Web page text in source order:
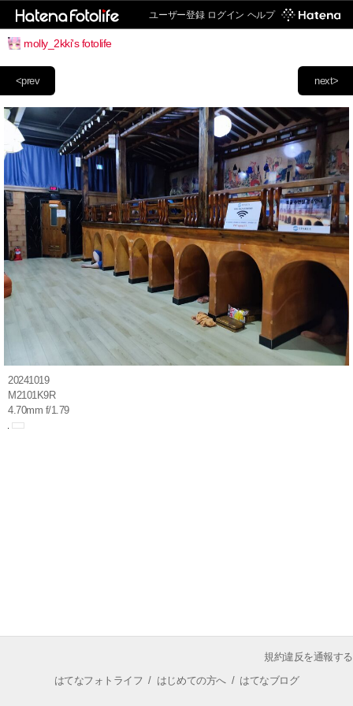
ユーザー登録 ログイン ヘルプ
molly_2kki's fotolife
next>
<prev
20241019
M2101K9R
4.70mm f/1.79
規約違反を通報する
はてなフォトライフ / はじめての方へ/ はてなブログ